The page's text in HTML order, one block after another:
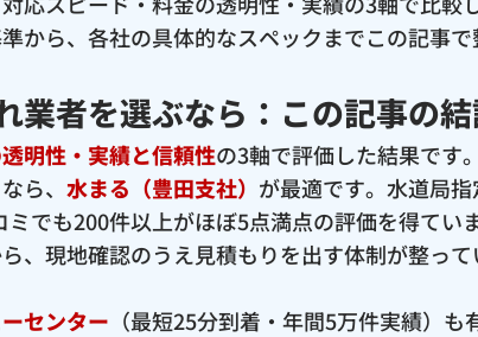
から、各社の具体的なスペックまでこの記事
業者を選ぶなら：この記事の
明性・実績と信頼性の3軸で評価した結果です。
ら、 水まる（豊田支社） が最適です。水道局
でも200件以上がほぼ5点満点の評価を得てい
、現地確認のうえ見積もりを出す体制が整っ
センター （最短25分到着・年間5万件実績）